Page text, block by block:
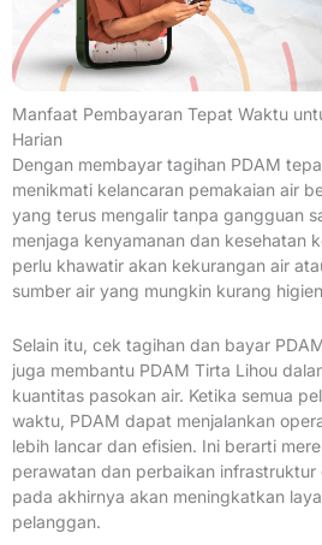
Manfaat Pembayaran Tepat Waktu
Harian
Dengan membayar tagihan PDAM
menikmati kelancaran pemakaian air
yang terus mengalir tanpa gangguan
menjaga kenyamanan dan kesehatan
perlu khawatir akan kekurangan air
sumber air yang mungkin kurang
Selain itu, cek tagihan dan bayar
juga membantu PDAM Tirta Lihou
kuantitas pasokan air. Ketika semua
waktu, PDAM dapat menjalankan
lebih lancar dan efisien. Ini berarti
perawatan dan perbaikan
pada akhirnya akan meningkatkan
pelanggan.